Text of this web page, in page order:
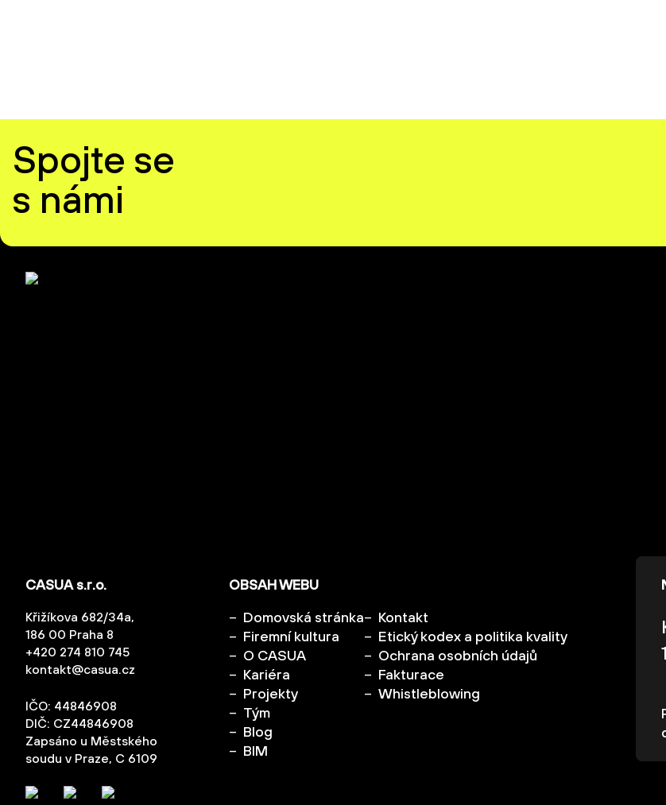
Spojte se
s námi
CASUA s.r.o.
Křižíkova 682/34a,
186 00 Praha 8
+420 274 810 745
kontakt@casua.cz
IČO: 44846908
DIČ: CZ44846908
Zapsáno u Městského
soudu v Praze, C 6109
OBSAH WEBU
Domovská stránka
Firemní kultura
O CASUA
Kariéra
Projekty
Tým
Blog
BIM
Kontakt
Etický kodex a politika kvality
Ochrana osobních údajů
Fakturace
Whistleblowing